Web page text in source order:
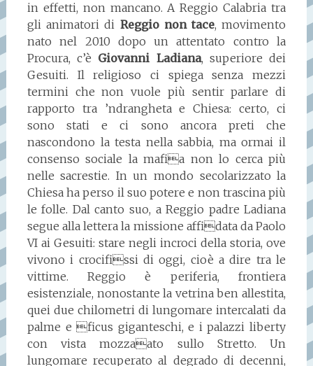
in effetti, non mancano. A Reggio Calabria tra
gli animatori di Reggio non tace, movimento
nato nel 2010 dopo un attentato contro la
Procura, c’è Giovanni Ladiana, superiore dei
Gesuiti. Il religioso ci spiega senza mezzi
termini che non vuole più sentir parlare di
rapporto tra ’ndrangheta e Chiesa: certo, ci
sono stati e ci sono ancora preti che
nascondono la testa nella sabbia, ma ormai il
consenso sociale la mafia non lo cerca più
nelle sacrestie. In un mondo secolarizzato la
Chiesa ha perso il suo potere e non trascina più
le folle. Dal canto suo, a Reggio padre Ladiana
segue alla lettera la missione affidata da Paolo
VI ai Gesuiti: stare negli incroci della storia, ove
vivono i crocifissi di oggi, cioè a dire tra le
vittime. Reggio è periferia, frontiera
esistenziale, nonostante la vetrina ben allestita,
quei due chilometri di lungomare intercalati da
palme e ficus giganteschi, e i palazzi liberty
con vista mozzaato sullo Stretto. Un
lungomare recuperato al degrado di decenni,